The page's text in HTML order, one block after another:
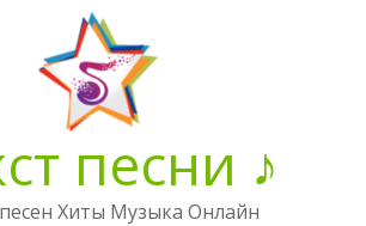
песни ♪
Хиты Музыка Онлайн